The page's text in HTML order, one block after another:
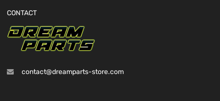
CONTACT
contact@dreamparts-store.com